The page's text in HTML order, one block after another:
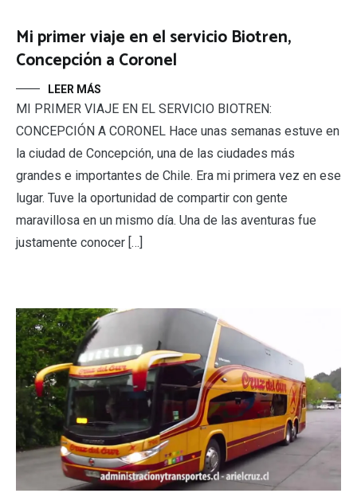
Mi primer viaje en el servicio Biotren,
Concepción a Coronel
LEER MÁS
MI PRIMER VIAJE EN EL SERVICIO BIOTREN:
CONCEPCIÓN A CORONEL Hace unas semanas estuve en
la ciudad de Concepción, una de las ciudades más
grandes e importantes de Chile. Era mi primera vez en ese
lugar. Tuve la oportunidad de compartir con gente
maravillosa en un mismo día. Una de las aventuras fue
justamente conocer […]